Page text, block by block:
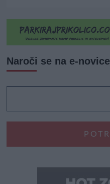
Naroči se na e-novice